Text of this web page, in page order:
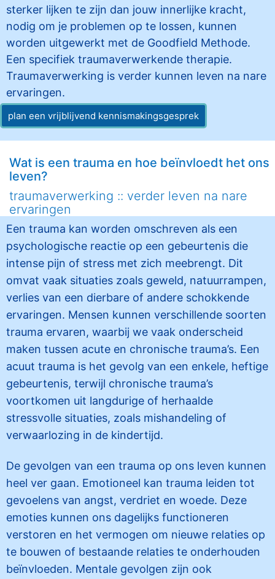
sterker lijken te zijn dan jouw innerlijke kracht,
nodig om je problemen op te lossen, kunnen
worden uitgewerkt met de Goodfield Methode.
Een specifiek traumaverwerkende therapie.
Traumaverwerking is verder kunnen leven na nare
ervaringen.
plan een vrijblijvend kennismakingsgesprek
Wat is een trauma en hoe beïnvloedt het ons
leven?
traumaverwerking :: verder leven na nare
ervaringen
Een trauma kan worden omschreven als een
psychologische reactie op een gebeurtenis die
intense pijn of stress met zich meebrengt. Dit
omvat vaak situaties zoals geweld, natuurrampen,
verlies van een dierbare of andere schokkende
ervaringen. Mensen kunnen verschillende soorten
trauma ervaren, waarbij we vaak onderscheid
maken tussen acute en chronische trauma’s. Een
acuut trauma is het gevolg van een enkele, heftige
gebeurtenis, terwijl chronische trauma’s
voortkomen uit langdurige of herhaalde
stressvolle situaties, zoals mishandeling of
verwaarlozing in de kindertijd.
De gevolgen van een trauma op ons leven kunnen
heel ver gaan. Emotioneel kan trauma leiden tot
gevoelens van angst, verdriet en woede. Deze
emoties kunnen ons dagelijks functioneren
verstoren en het vermogen om nieuwe relaties op
te bouwen of bestaande relaties te onderhouden
beïnvloeden. Mentale gevolgen zijn ook